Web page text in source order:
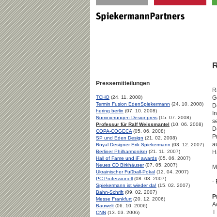
Pressemitteilungen
TCHO (24. 11. 2008)
Termin Fusion EdenSpiekermann (24. 10. 2008)
hering berlin (07. 10. 2008)
Nominierungen Designpreis (15. 07. 2008)
Professur für Ralf Weissmantel (10. 06. 2008)
COPA-COGECA(05. 06. 2008)
SP und Eden Design (21. 02. 2008)
Royal Designer Erik Spiekermann (03. 12. 2007)
Berliner Philharmoniker(21. 11. 2007)
Hall of Fame und iF awards (05. 06. 2007)
Neues CD Birkhäuser(07. 05. 2007)
Ukrainischer Fußball-Pokal (12. 04. 2007)
PC Professionell
(08. 03. 2007)
Spiekermann ist wieder da! (15. 02. 2007)
Bahn-Schrift (09. 02. 2007)
Messe Frankfurt (20. 12. 2006)
Bauwelt (06. 10. 2006)
CNN (13. 03. 2006)
-
T